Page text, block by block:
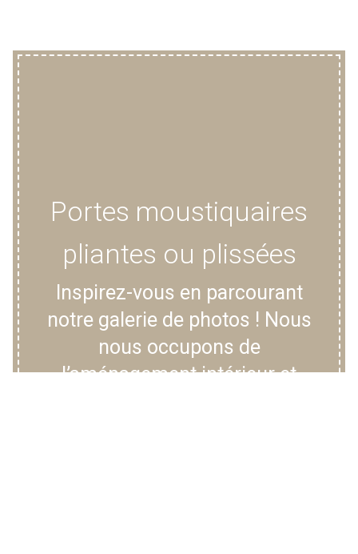
Portes moustiquaires
pliantes ou plissées
Inspirez-vous en parcourant
notre galerie de photos ! Nous
nous occupons de
l’aménagement intérieur et